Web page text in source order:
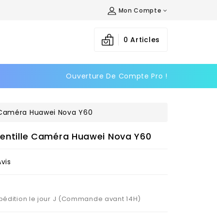
Mon Compte
0 Articles
Ouverture De Compte Pro !
Huawei Nova Y60
Caméra Huawei Nova Y60
le jour J (Commande avant 14H)